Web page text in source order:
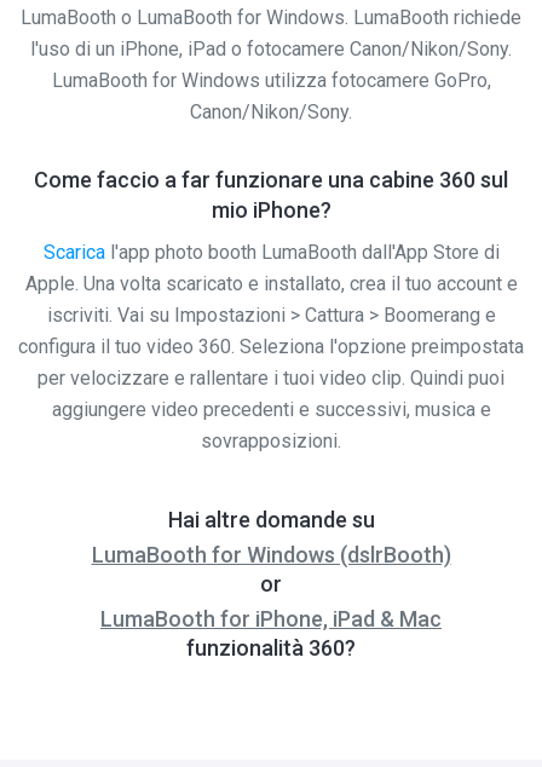
LumaBooth o LumaBooth for Windows. LumaBooth richiede
l'uso di un iPhone, iPad o fotocamere Canon/Nikon/Sony.
LumaBooth for Windows utilizza fotocamere GoPro,
Canon/Nikon/Sony.
Come faccio a far funzionare una cabine 360 sul
mio iPhone?
Scarica l'app photo booth LumaBooth dall'App Store di
Apple. Una volta scaricato e installato, crea il tuo account e
iscriviti. Vai su Impostazioni > Cattura > Boomerang e
configura il tuo video 360. Seleziona l'opzione preimpostata
per velocizzare e rallentare i tuoi video clip. Quindi puoi
aggiungere video precedenti e successivi, musica e
sovrapposizioni.
Hai altre domande su
LumaBooth for Windows (dslrBooth)
or
LumaBooth for iPhone, iPad & Mac
funzionalità 360?